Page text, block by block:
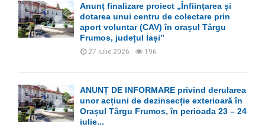
Anunț finalizare proiect „Înființarea și
dotarea unui centru de colectare prin
aport voluntar (CAV) în orașul Târgu
Frumos, județul Iași”
27 iulie 2026 196
ANUNȚ DE INFORMARE privind derularea
unor acțiuni de dezinsecție exterioară în
Orașul Târgu Frumos, în perioada 23 – 24
iulie...